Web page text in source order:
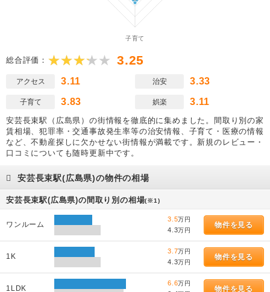
総合評価： 3.25
アクセス 3.11 治安 3.33
子育て 3.83 娯楽 3.11
安芸長束駅（広島県）の街情報を徹底的に集めました。間取り別の家
賃相場、犯罪率・交通事故発生率等の治安情報、子育て・医療の情報
など、不動産探しに欠かせない街情報が満載です。新規のレビュー・
口コミについても随時更新中です。
安芸長束駅(広島県)の物件の相場
安芸長束駅(広島県)の間取り別の相場(※1)
ワンルーム
3.5万円
4.3万円
物件を見る
1K
3.7万円
4.3万円
物件を見る
1LDK
6.6万円
物件を見る